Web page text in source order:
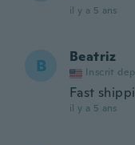
il y a 5 ans
B Beatriz
Inscrit
Fast
il y a 5 ans